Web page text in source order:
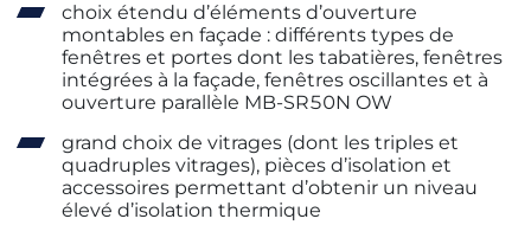
choix étendu d’éléments d’ouverture
montables en façade : différents types de
fenêtres et portes dont les tabatières, fenêtres
intégrées à la façade, fenêtres oscillantes et à
ouverture parallèle MB-SR50N OW
grand choix de vitrages (dont les triples et
quadruples vitrages), pièces d’isolation et
accessoires permettant d’obtenir un niveau
élevé d’isolation thermique